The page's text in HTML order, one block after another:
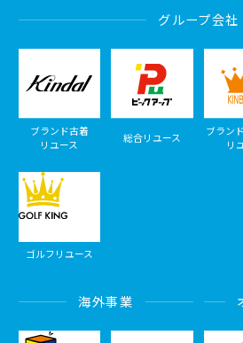
グループ会社
ブランド古着
リユース
総合リユース
ブラン
リ
ゴルフリユース
海外事業